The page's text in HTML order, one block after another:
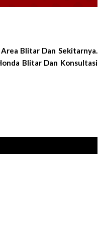
Blitar Dan Sekitarnya.
Blitar Dan Konsultasi